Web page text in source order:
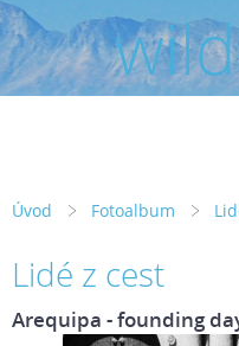
Úvod Fotoalbum
Lidé z cest
Arequipa - founding